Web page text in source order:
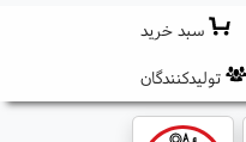
سبد خرید
تولیدکنندگان